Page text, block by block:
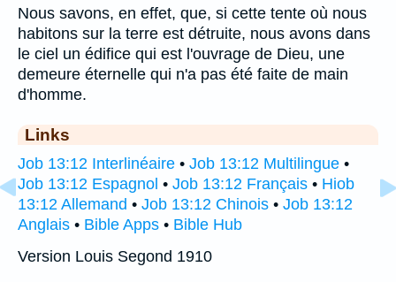
Nous savons, en effet, que, si cette tente où nous
habitons sur la terre est détruite, nous avons dans
le ciel un édifice qui est l'ouvrage de Dieu, une
demeure éternelle qui n'a pas été faite de main
d'homme.
Links
Job 13:12 Interlinéaire • Job 13:12 Multilingue •
Job 13:12 Espagnol • Job 13:12 Français • Hiob
13:12 Allemand • Job 13:12 Chinois • Job 13:12
Anglais • Bible Apps • Bible Hub
Version Louis Segond 1910